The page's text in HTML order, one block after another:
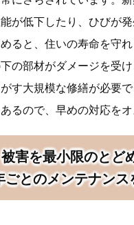
が低下したり、ひびが
ると、住いの寿命を守
の部材がダメージを受
す大規模な修繕が必要
るので、早めの対応をオ
被害を最小限のとど
ごとのメンテナンス